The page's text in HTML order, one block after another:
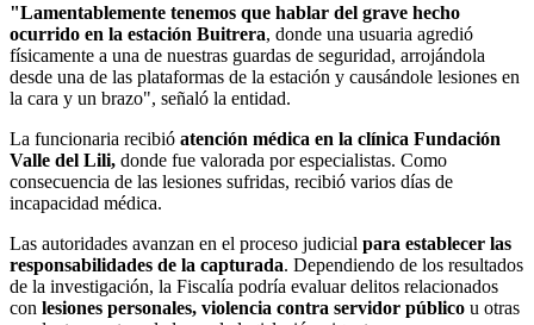
"Lamentablemente tenemos que hablar del grave hecho
ocurrido en la estación Buitrera, donde una usuaria agredió
físicamente a una de nuestras guardas de seguridad, arrojándola
desde una de las plataformas de la estación y causándole lesiones en
la cara y un brazo", señaló la entidad.
La funcionaria recibió atención médica en la clínica Fundación
Valle del Lili, donde fue valorada por especialistas. Como
consecuencia de las lesiones sufridas, recibió varios días de
incapacidad médica.
Las autoridades avanzan en el proceso judicial para establecer las
responsabilidades de la capturada. Dependiendo de los resultados
de la investigación, la Fiscalía podría evaluar delitos relacionados
con lesiones personales, violencia contra servidor público u otras